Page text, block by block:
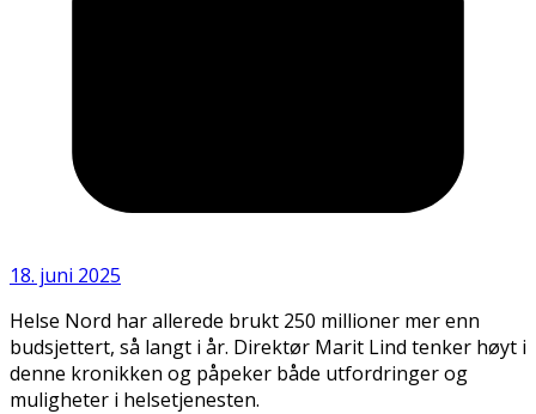
18. juni 2025
Helse Nord har allerede brukt 250 millioner mer enn
budsjettert, så langt i år. Direktør Marit Lind tenker høyt i
denne kronikken og påpeker både utfordringer og
muligheter i helsetjenesten.